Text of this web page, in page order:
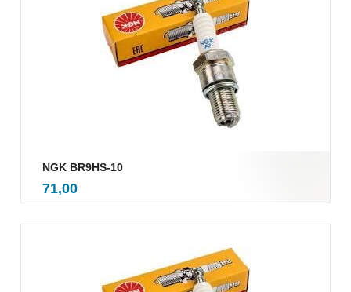
NGK BR9HS-10
Pris
71,00mva.